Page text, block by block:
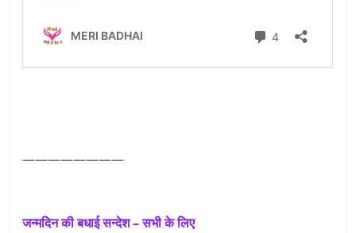
————————
जन्मदिन की बधाई सन्देश –सभी के लिए